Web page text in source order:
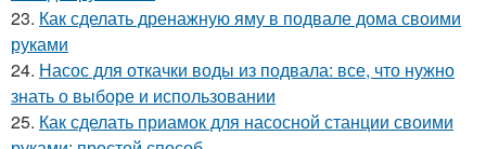
23. Как сделать дренажную яму в подвале дома своими
руками
24. Насос для откачки воды из подвала: все, что нужно
знать о выборе и использовании
25. Как сделать приамок для насосной станции своими